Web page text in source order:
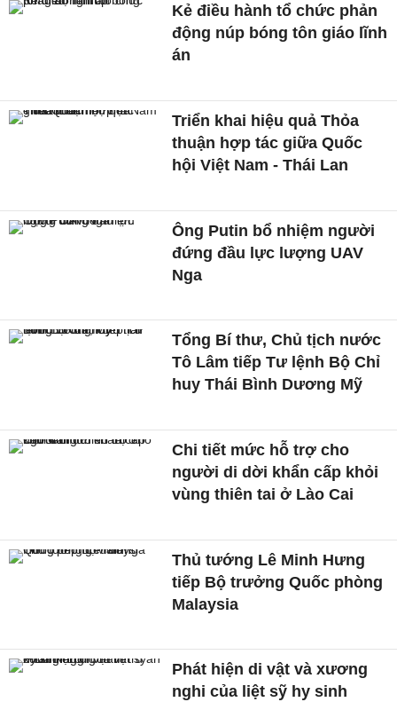
Kẻ điều hành tổ chức phản
động núp bóng tôn giáo lĩnh
án
Triển khai hiệu quả Thỏa
thuận hợp tác giữa Quốc
hội Việt Nam - Thái Lan
Ông Putin bổ nhiệm người
đứng đầu lực lượng UAV
Nga
Tổng Bí thư, Chủ tịch nước
Tô Lâm tiếp Tư lệnh Bộ Chỉ
huy Thái Bình Dương Mỹ
Chi tiết mức hỗ trợ cho
người di dời khẩn cấp khỏi
vùng thiên tai ở Lào Cai
Thủ tướng Lê Minh Hưng
tiếp Bộ trưởng Quốc phòng
Malaysia
Phát hiện di vật và xương
nghi của liệt sỹ hy sinh